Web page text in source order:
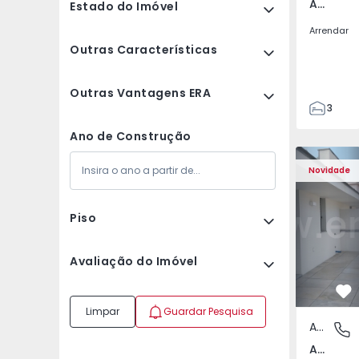
Estado do Imóvel
Outras Características
Outras Vantagens ERA
Ano de Construção
Piso
Avaliação do Imóvel
Limpar Guardar Pesquisa
Av. Boavista, Porto
Arrendar
3
132
142
2
Novidade
Apartamento T2
Av.
Apartamento
Av. Boavista, Porto